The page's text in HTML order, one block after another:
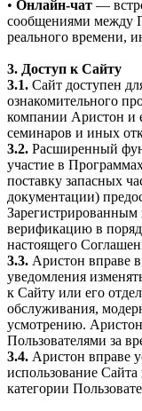
• Онлайн-чат —
сообщениями между
реального времени,
3. Доступ к Сайту
3.1. Сайт доступен
ознакомительного
компании Аристон и
семинаров и иных
3.2. Расширенный
участие в
поставку запасных
документации)
верификацию в
настоящего
3.3. Аристон вправе
уведомления
к Сайту или его
обслуживания,
усмотрению. Аристон
Пользователями за
3.4. Аристон вправе
использование
категории